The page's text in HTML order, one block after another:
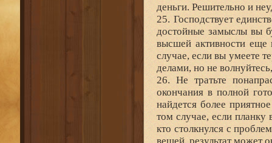
деньги. Решительно и
25. Господствует
достойные замыслы вы
высшей активности еще
случае, если вы умеете
делами, но не
26. Не тратьте
окончания в полной
найдется более
том случае, если
кто столкнулся с